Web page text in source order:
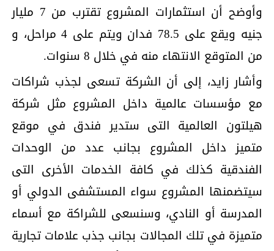
وأوضح أن استثمارات المشروع تقترب من 7 مليار
جنيه ويقع على 78.5 فدان ويتم على 4 مراحل، و
من المتوقع الانتهاء منه في خلال 8 سنوات.
وأشار زايد، إلى أن الشركة تسعى لجذب شراكات
مع مؤسسات عالمية داخل المشروع مثل شركة
هيلتون العالمية التى ستدير فندق في موقع
متميز داخل المشروع بجانب عدد من الوحدات
الفندقية كذلك في كافة الخدمات الأخرى التى
سيتضمنها المشروع سواء المستشفى الدولي أو
المدرسة أو النادي، وسنسعى للشراكة مع أسماء
متميزة في تلك المجالات بجانب جذب علامات تجارية